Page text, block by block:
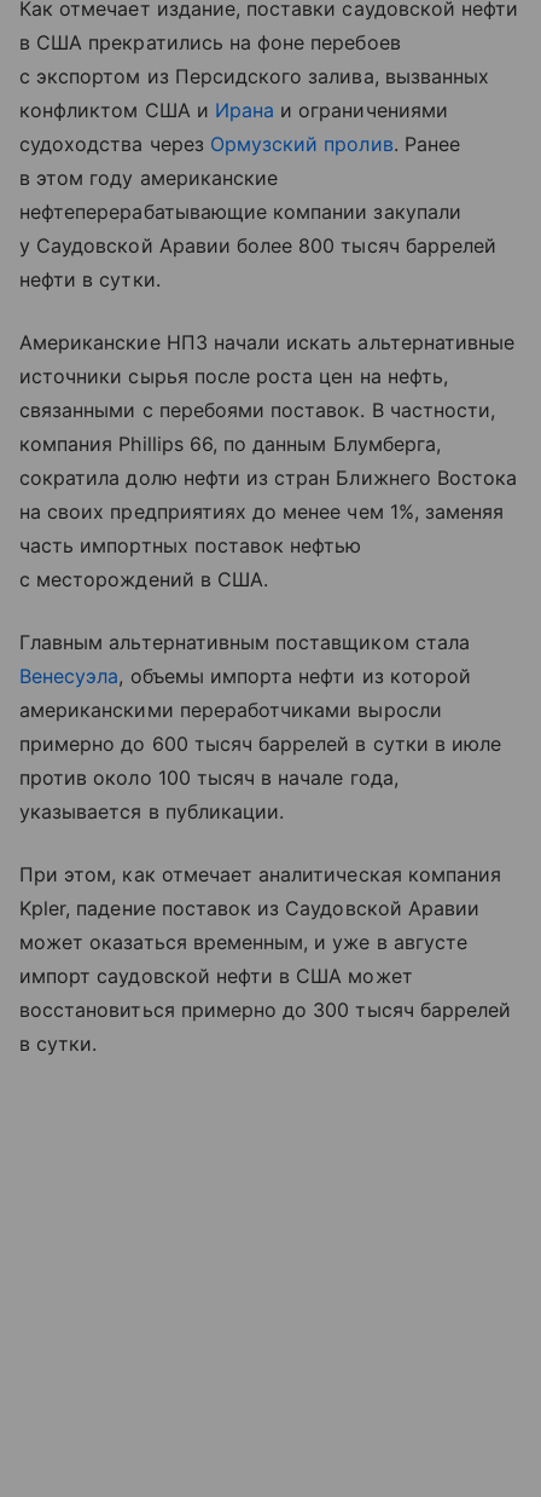
Как отмечает издание, поставки саудовской нефти
в США прекратились на фоне перебоев
с экспортом из Персидского залива, вызванных
конфликтом США и Ирана и ограничениями
судоходства через Ормузский пролив. Ранее
в этом году американские
нефтеперерабатывающие компании закупали
у Саудовской Аравии более 800 тысяч баррелей
нефти в сутки.
Американские НПЗ начали искать альтернативные
источники сырья после роста цен на нефть,
связанными с перебоями поставок. В частности,
компания Phillips 66, по данным Блумберга,
сократила долю нефти из стран Ближнего Востока
на своих предприятиях до менее чем 1%, заменяя
часть импортных поставок нефтью
с месторождений в США.
Главным альтернативным поставщиком стала
Венесуэла, объемы импорта нефти из которой
американскими переработчиками выросли
примерно до 600 тысяч баррелей в сутки в июле
против около 100 тысяч в начале года,
указывается в публикации.
При этом, как отмечает аналитическая компания
Kpler, падение поставок из Саудовской Аравии
может оказаться временным, и уже в августе
импорт саудовской нефти в США может
восстановиться примерно до 300 тысяч баррелей
в сутки.